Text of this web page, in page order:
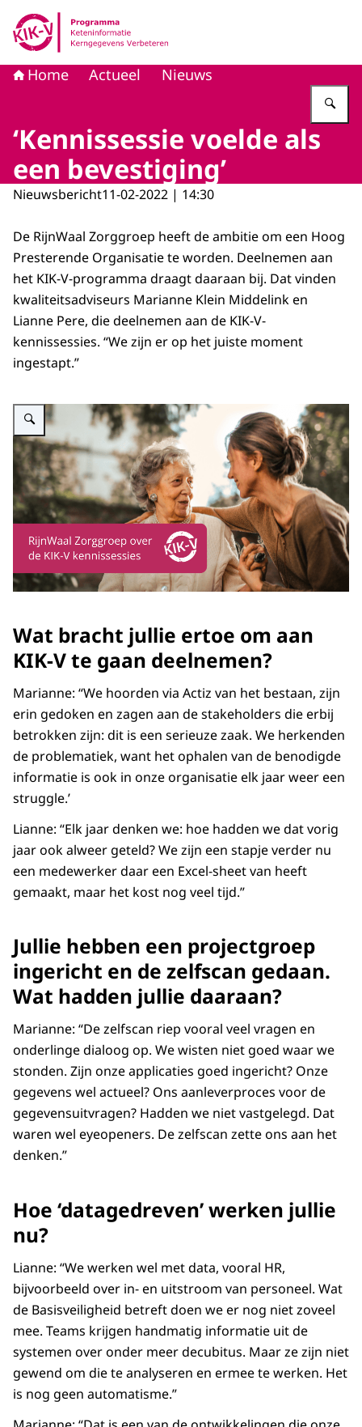
Naar de homepage van KIK-V
Home Actueel Nieuws
‘Kennissessie voelde als
een bevestiging’
Nieuwsbericht11-02-2022 | 14:30
De RijnWaal Zorggroep heeft de ambitie om een Hoog
Presterende Organisatie te worden. Deelnemen aan
het KIK-V-programma draagt daaraan bij. Dat vinden
kwaliteitsadviseurs Marianne Klein Middelink en
Lianne Pere, die deelnemen aan de KIK-V-
kennissessies. “We zijn er op het juiste moment
ingestapt.”
Vergroot afbeelding RijnWaal zorggroep
Wat bracht jullie ertoe om aan
KIK-V te gaan deelnemen?
Marianne: “We hoorden via Actiz van het bestaan, zijn
erin gedoken en zagen aan de stakeholders die erbij
betrokken zijn: dit is een serieuze zaak. We herkenden
de problematiek, want het ophalen van de benodigde
informatie is ook in onze organisatie elk jaar weer een
struggle.’
Lianne: “Elk jaar denken we: hoe hadden we dat vorig
jaar ook alweer geteld? We zijn een stapje verder nu
een medewerker daar een Excel-sheet van heeft
gemaakt, maar het kost nog veel tijd.”
Jullie hebben een projectgroep
ingericht en de zelfscan gedaan.
Wat hadden jullie daaraan?
Marianne: “De zelfscan riep vooral veel vragen en
onderlinge dialoog op. We wisten niet goed waar we
stonden. Zijn onze applicaties goed ingericht? Onze
gegevens wel actueel? Ons aanleverproces voor de
gegevensuitvragen? Hadden we niet vastgelegd. Dat
waren wel eyeopeners. De zelfscan zette ons aan het
denken.”
Hoe ‘datagedreven’ werken jullie
nu?
Lianne: “We werken wel met data, vooral HR,
bijvoorbeeld over in- en uitstroom van personeel. Wat
de Basisveiligheid betreft doen we er nog niet zoveel
mee. Teams krijgen handmatig informatie uit de
systemen over onder meer decubitus. Maar ze zijn niet
gewend om die te analyseren en ermee te werken. Het
is nog geen automatisme.”